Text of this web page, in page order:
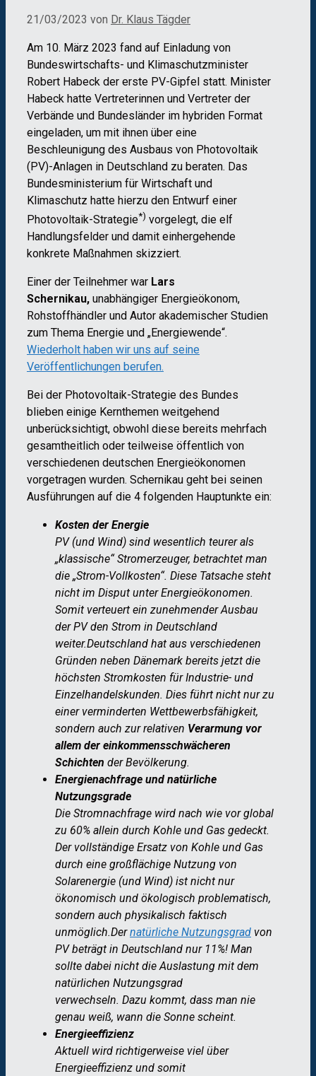
21/03/2023 von Dr. Klaus Tägder
Am 10. März 2023 fand auf Einladung von
Bundeswirtschafts- und Klimaschutzminister
Robert Habeck der erste PV-Gipfel statt. Minister
Habeck hatte Vertreterinnen und Vertreter der
Verbände und Bundesländer im hybriden Format
eingeladen, um mit ihnen über eine
Beschleunigung des Ausbaus von Photovoltaik
(PV)-Anlagen in Deutschland zu beraten. Das
Bundesministerium für Wirtschaft und
Klimaschutz hatte hierzu den Entwurf einer
Photovoltaik-Strategie*) vorgelegt, die elf
Handlungsfelder und damit einhergehende
konkrete Maßnahmen skizziert.
Einer der Teilnehmer war Lars
Schernikau, unabhängiger Energieökonom,
Rohstoffhändler und Autor akademischer Studien
zum Thema Energie und „Energiewende“.
Wiederholt haben wir uns auf seine
Veröffentlichungen berufen.
Bei der Photovoltaik-Strategie des Bundes
blieben einige Kernthemen weitgehend
unberücksichtigt, obwohl diese bereits mehrfach
gesamtheitlich oder teilweise öffentlich von
verschiedenen deutschen Energieökonomen
vorgetragen wurden. Schernikau geht bei seinen
Ausführungen auf die 4 folgenden Hauptunkte ein:
Kosten der Energie
PV (und Wind) sind wesentlich teurer als
„klassische“ Stromerzeuger, betrachtet man
die „Strom-Vollkosten“. Diese Tatsache steht
nicht im Disput unter Energieökonomen.
Somit verteuert ein zunehmender Ausbau
der PV den Strom in Deutschland
weiter.Deutschland hat aus verschiedenen
Gründen neben Dänemark bereits jetzt die
höchsten Stromkosten für Industrie- und
Einzelhandelskunden. Dies führt nicht nur zu
einer verminderten Wettbewerbsfähigkeit,
sondern auch zur relativen Verarmung vor
allem der einkommensschwächeren
Schichten der Bevölkerung.
Energienachfrage und natürliche
Nutzungsgrade
Die Stromnachfrage wird nach wie vor global
zu 60% allein durch Kohle und Gas gedeckt.
Der vollständige Ersatz von Kohle und Gas
durch eine großflächige Nutzung von
Solarenergie (und Wind) ist nicht nur
ökonomisch und ökologisch problematisch,
sondern auch physikalisch faktisch
unmöglich.Dernatürliche Nutzungsgrad von
PV beträgt in Deutschland nur 11%! Man
sollte dabei nicht die Auslastung mit dem
natürlichen Nutzungsgrad
verwechseln. Dazu kommt, dass man nie
genau weiß, wann die Sonne scheint.
Energieeffizienz
Aktuell wird richtigerweise viel über
Energieeffizienz und somit